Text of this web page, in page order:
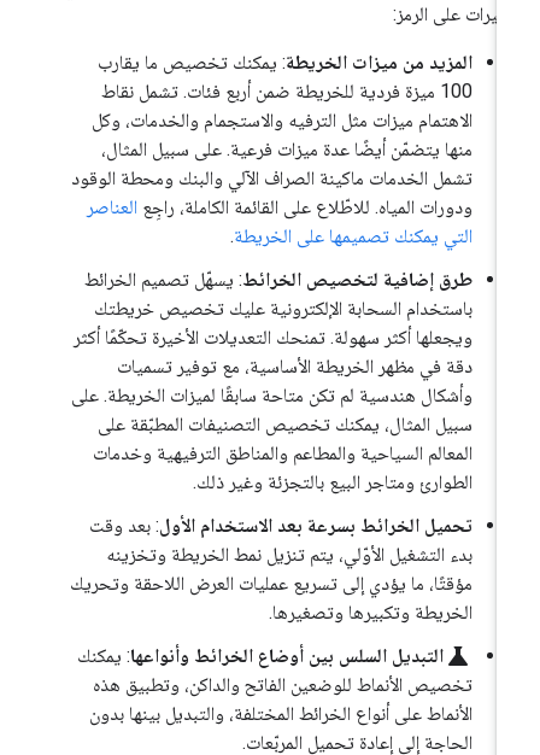
على الرمز:
المزيد من ميزات الخريطة : يمكنك تخصيص ما يقارب
100 ميزة فردية للخريطة ضمن أربع فئات. تشمل نقاط
الاهتمام ميزات مثل الترفيه والاستجمام والخدمات، وكل
منها يتضمّن أيضًا عدة ميزات فرعية. على سبيل المثال،
تشمل الخدمات ماكينة الصراف الآلي والبنك ومحطة الوقود
ودورات المياه. للاطّلاع على القائمة الكاملة، راجِع العناصر
التي يمكنك تصميمها على الخريطة .
طرق إضافية لتخصيص الخرائط: يسهّل تصميم الخرائط
باستخدام السحابة الإلكترونية عليك تخصيص خريطتك
ويجعلها أكثر سهولة. تمنحك التعديلات الأخيرة تحكّمًا أكثر
دقة في مظهر الخريطة الأساسية، مع توفير تسميات
وأشكال هندسية لم تكن متاحة سابقًا لميزات الخريطة. على
سبيل المثال، يمكنك تخصيص التصنيفات المطبّقة على
المعالم السياحية والمطاعم والمناطق الترفيهية وخدمات
الطوارئ ومتاجر البيع بالتجزئة وغير ذلك.
تحميل الخرائط بسرعة بعد الاستخدام الأول: بعد وقت
بدء التشغيل الأوّلي، يتم تنزيل نمط الخريطة وتخزينه
مؤقتًا، ما يؤدي إلى تسريع عمليات العرض اللاحقة وتحريك
الخريطة وتكبيرها وتصغيرها.
science التبديل السلس بين أوضاع الخرائط وأنواعها: يمكنك
تخصيص الأنماط للوضعين الفاتح والداكن، وتطبيق هذه
الأنماط على أنواع الخرائط المختلفة، والتبديل بينها بدون
الحاجة إلى إعادة تحميل المربّعات.